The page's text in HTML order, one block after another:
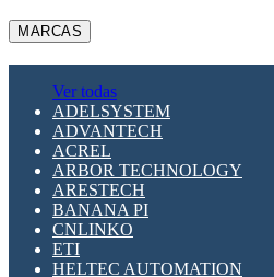
MARCAS
Ver todas
ADELSYSTEM
ADVANTECH
ACREL
ARBOR TECHNOLOGY
ARESTECH
BANANA PI
CNLINKO
ETI
HELTEC AUTOMATION